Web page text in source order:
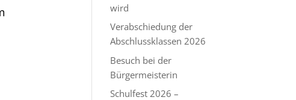
wird
Verabschiedung der
Abschlussklassen 2026
Besuch bei der
Bürgermeisterin
Schulfest 2026 –